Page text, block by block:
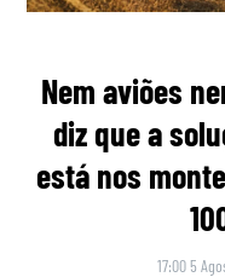
Nem aviões
diz que a
está nos
17:00 5